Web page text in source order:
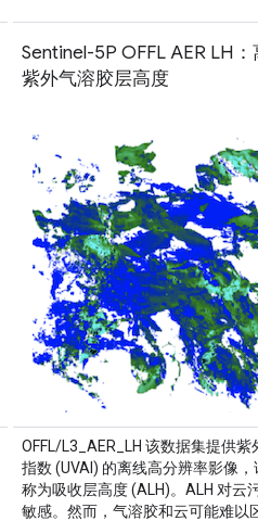
Sentinel-5P OFFL AER LH
紫外气溶胶层高度
OFFL/L3_AER_LH 该数据集提供紫
指数 (UVAI) 的离线高分辨率影像
称为吸收层高度 (ALH)。ALH 对云
敏感。然而，气溶胶和云可能难以